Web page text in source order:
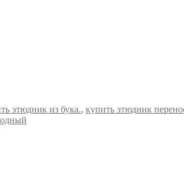
этюдник из бука., купить этюдник